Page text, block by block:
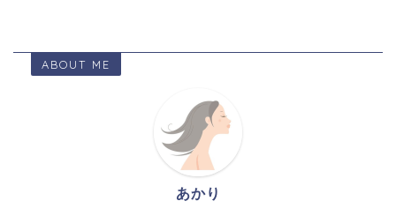
ABOUT ME
あかり